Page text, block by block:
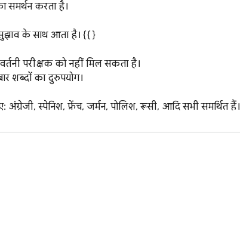
करता है।
के साथ आता है। {{}
परीक्षक को नहीं मिल सकता है।
शब्दों का दुरुपयोग।
स्पेनिश, फ्रेंच, जर्मन, पोलिश, रूसी, आदि सभी समर्थित
भी समय एक्सटेंशन को बंद कर सकते हैं और अपना काम खोए
करें। आपके द्वारा जांचे जा रहे शब्दों और वर्णों की संख्या मूल
किया जाता है। इस एक्सटेंशन को उपयोग करने के लिए